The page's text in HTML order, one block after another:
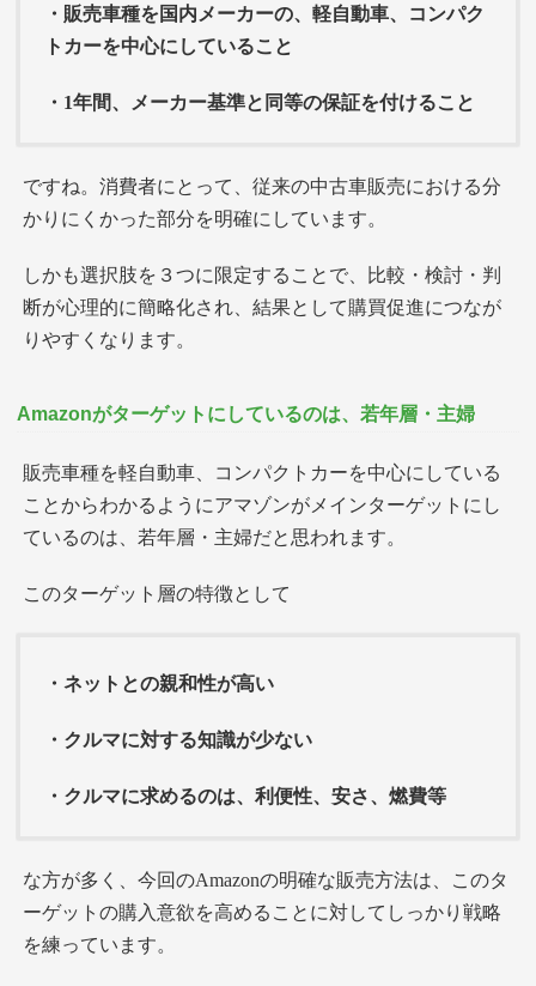
・販売車種を国内メーカーの、軽自動車、コンパク
トカーを中心にしていること
・1年間、メーカー基準と同等の保証を付けること
ですね。消費者にとって、従来の中古車販売における分
かりにくかった部分を明確にしています。
しかも選択肢を３つに限定することで、比較・検討・判
断が心理的に簡略化され、結果として購買促進につなが
りやすくなります。
Amazonがターゲットにしているのは、若年層・主婦
販売車種を軽自動車、コンパクトカーを中心にしている
ことからわかるようにアマゾンがメインターゲットにし
ているのは、若年層・主婦だと思われます。
このターゲット層の特徴として
・ネットとの親和性が高い
・クルマに対する知識が少ない
・クルマに求めるのは、利便性、安さ、燃費等
な方が多く、今回のAmazonの明確な販売方法は、このタ
ーゲットの購入意欲を高めることに対してしっかり戦略
を練っています。